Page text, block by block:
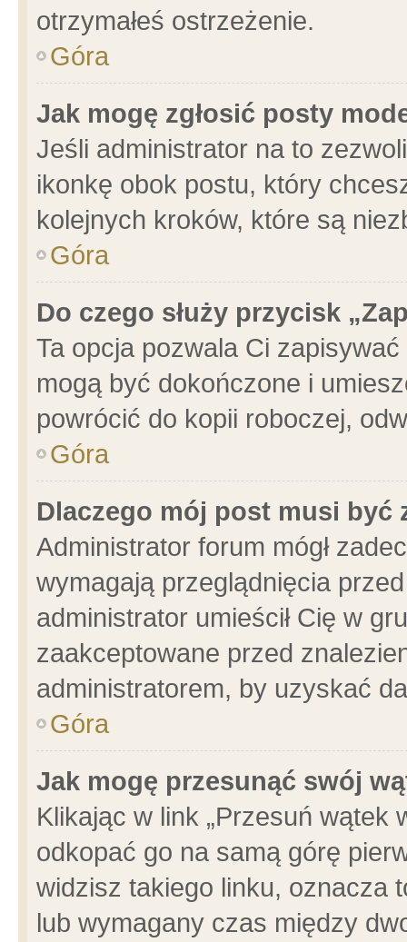
otrzymałeś ostrzeżenie.
Góra
Jak mogę zgłosić posty
Jeśli administrator na to
ikonkę obok postu, który
kolejnych kroków, które są
Góra
Do czego służy przycisk
Ta opcja pozwala Ci
mogą być dokończone i
powrócić do kopii roboczej,
Góra
Dlaczego mój post musi być
Administrator forum mógł
wymagają przeglądnięcia
administrator umieścił Cię w
zaakceptowane przed
administratorem, by uzyskać
Góra
Jak mogę przesunąć swój
Klikając w link „Przesuń wątek
odkopać go na samą górę
widzisz takiego linku, oznacza
lub wymagany czas między